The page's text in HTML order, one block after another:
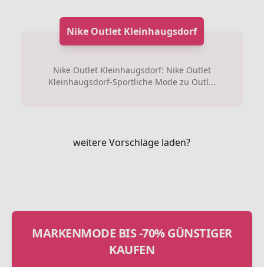
Nike Outlet Kleinhaugsdorf
Nike Outlet Kleinhaugsdorf: Nike Outlet
Kleinhaugsdorf-Sportliche Mode zu Outl...
weitere Vorschläge laden?
MARKENMODE BIS -70% GÜNSTIGER
KAUFEN